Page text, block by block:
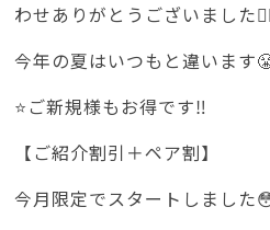
わせありがとうございました
今年の夏はいつもと違います
⭐️ご新規様もお得です‼️
【ご紹介割引＋ペア割】
今月限定でスタートしました